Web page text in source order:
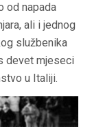
od napada
ali i jednog
službenika
devet mjeseci
u Italiji.